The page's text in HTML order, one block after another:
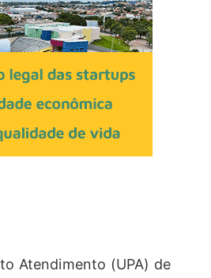
Atendimento (UPA) de